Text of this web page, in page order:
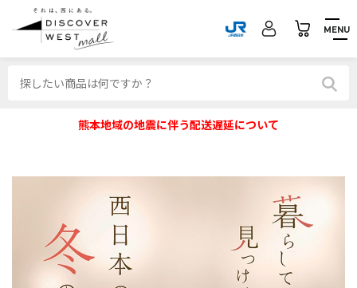
MENU
熊本地域の地震に伴う配送遅延について